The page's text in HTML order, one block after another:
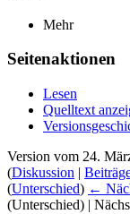
Mehr
Seitenaktionen
Lesen
Quelltext
Version vom 24.
(Diskussion |
(Unterschied) ←
(Unterschied) |